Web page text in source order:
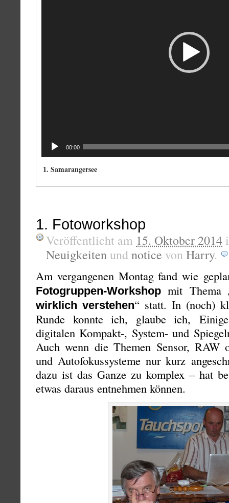
00:00
1. Samarangersee
1. Fotoworkshop
Veröffentlicht am 15. Oktober 2014
Neuigkeiten und notice von Harry.
Am vergangenen Montag fand wie
Fotogruppen-Workshop mit Thema
wirklich verstehen“ statt. In (noch)
Runde konnte ich, glaube ich,
digitalen Kompakt-, System- und
Auch wenn die Themen Sensor, RAW
und Autofokussysteme nur kurz
dazu ist das Ganze zu komplex – hat
etwas daraus entnehmen können.